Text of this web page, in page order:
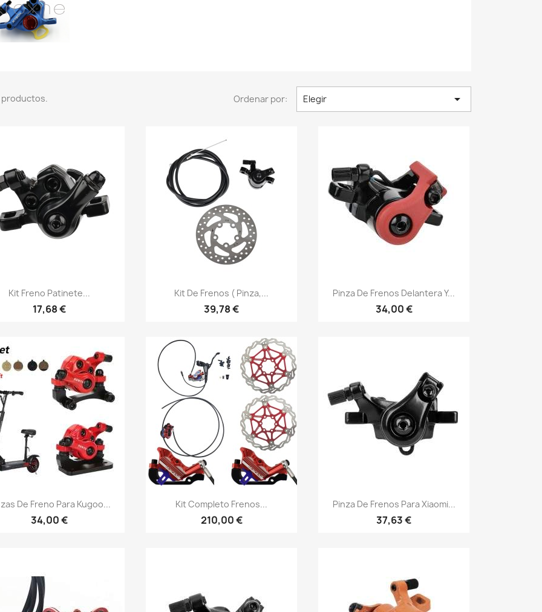
productos. Ordenar por: Elegir 
Vista rápida
Kit Freno Patinete...
17,68 €
 Vista rápida
Kit De Frenos ( Pinza,...
39,78 €
Vista rápida
Pinza De Frenos Delantera Y...
34,00 €
 Vista rápida
De Freno Para Kugoo...
34,00 €
Vista rápida
Kit Completo Frenos...
210,00 €
Vista rápida
Pinza De Frenos Para Xiaomi...
37,63 €